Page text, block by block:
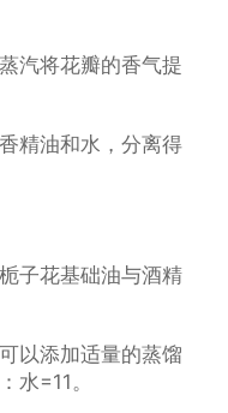
汽将花瓣的香气提
精油和水，分离得
子花基础油与酒精
以添加适量的蒸馏
水=11。